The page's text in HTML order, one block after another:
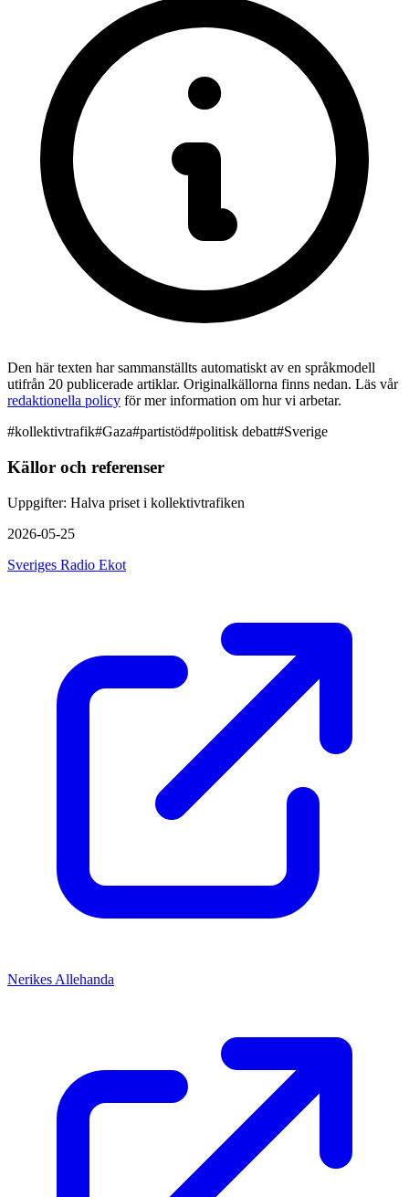
Den här texten har sammanställts automatiskt av en språkmodell
utifrån 20 publicerade artiklar. Originalkällorna finns nedan. Läs vår
redaktionella policy för mer information om hur vi arbetar.
#kollektivtrafik#Gaza#partistöd#politisk debatt#Sverige
Källor och referenser
Uppgifter: Halva priset i kollektivtrafiken
2026-05-25
Sveriges Radio Ekot
Nerikes Allehanda